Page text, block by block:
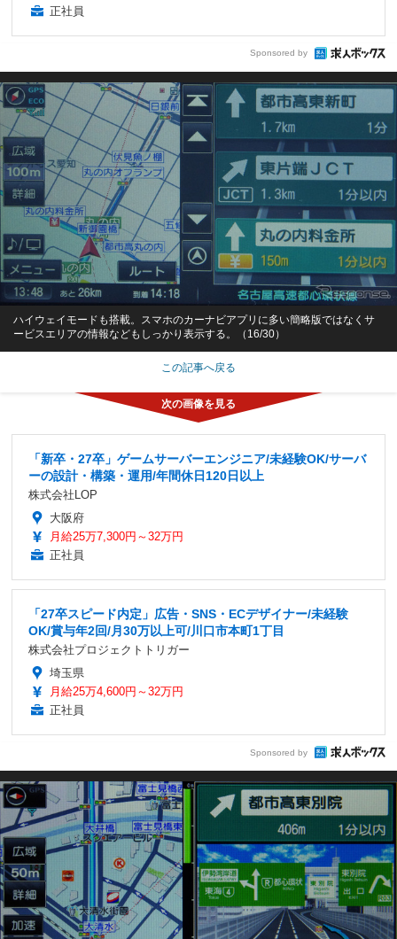
正社員
Sponsored by
ハイウェイモードも搭載。スマホのカーナビアプリに多い簡略版ではなくサ
ービスエリアの情報などもしっかり表示する。（16/30）
この記事へ戻る
「新卒・27卒」ゲームサーバーエンジニア/未経験OK/サーバ
ーの設計・構築・運用/年間休日120日以上
株式会社LOP
大阪府
月給25万7,300円～32万円
正社員
「27卒スピード内定」広告・SNS・ECデザイナー/未経験
OK/賞与年2回/月30万以上可/川口市本町1丁目
株式会社プロジェクトトリガー
埼玉県
月給25万4,600円～32万円
正社員
Sponsored by